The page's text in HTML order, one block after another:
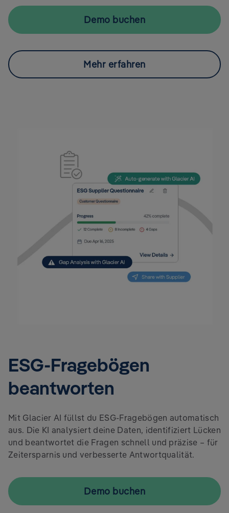
Demo buchen
Mehr erfahren
ESG-Fragebögen
beantworten
Mit Glacier AI füllst du ESG-Fragebögen automatisch
aus. Die KI analysiert deine Daten, identifiziert Lücken
und beantwortet die Fragen schnell und präzise – für
Zeitersparnis und verbesserte Antwortqualität.
Demo buchen